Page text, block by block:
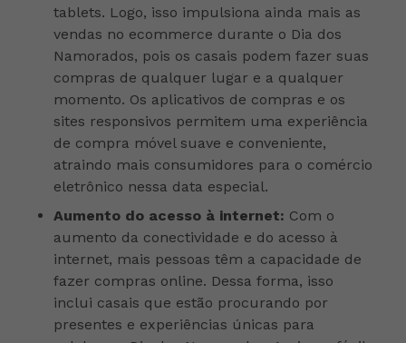
tablets. Logo, isso impulsiona ainda mais as
vendas no ecommerce durante o Dia dos
Namorados, pois os casais podem fazer suas
compras de qualquer lugar e a qualquer
momento. Os aplicativos de compras e os
sites responsivos permitem uma experiência
de compra móvel suave e conveniente,
atraindo mais consumidores para o comércio
eletrônico nessa data especial.
Aumento do acesso à internet: Com o
aumento da conectividade e do acesso à
internet, mais pessoas têm a capacidade de
fazer compras online. Dessa forma, isso
inclui casais que estão procurando por
presentes e experiências únicas para